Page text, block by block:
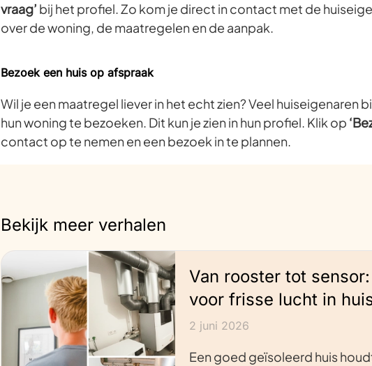
vraag’ bij het profiel. Zo kom je direct in contact met de
over de woning, de maatregelen en de aanpak.
Bezoek een huis op afspraak
Wil je een maatregel liever in het echt zien? Veel huiseigenaren
hun woning te bezoeken. Dit kun je zien in hun profiel. Klik op
contact op te nemen en een bezoek in te plannen.
Bekijk meer verhalen
Van rooster tot
voor frisse lucht in
2 juni 2026
Een goed geïsoleerd huis